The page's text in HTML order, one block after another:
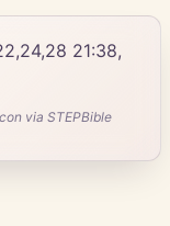
21:38,
via STEPBible